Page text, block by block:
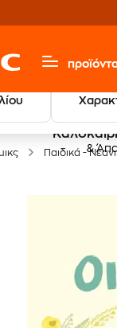
&
Παιδικά -